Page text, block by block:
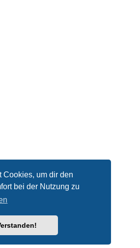
Cookies, um dir den
bei der Nutzung zu